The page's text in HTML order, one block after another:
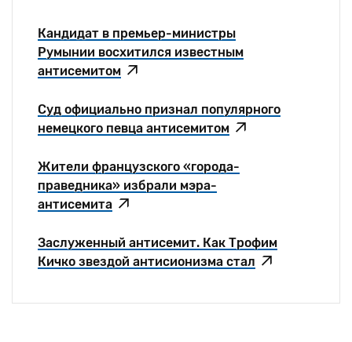
Кандидат в премьер-министры
Румынии восхитился известным
антисемитом
Cуд официально признал популярного
немецкого певца антисемитом
Жители французского «города-
праведника» избрали мэра-
антисемита
Заслуженный антисемит. Как Трофим
Кичко звездой антисионизма стал